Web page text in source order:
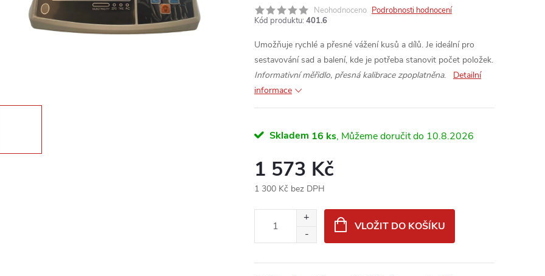
Neohodnoceno Podrobnosti hodnocení
Kód produktu: 401.6
Umožňuje rychlé a přesné vážení kusů a dílů. Je ideální pro
sestavování sad a balení, kde je potřeba stanovit počet položek.
Informativní měřidlo, přesná kalibrace zpoplatněna.
Detailní
informace
Skladem 16 ks 10.8.2026
1 573 Kč
1 300 Kč bez DPH
VLOŽIT DO KOŠÍKU